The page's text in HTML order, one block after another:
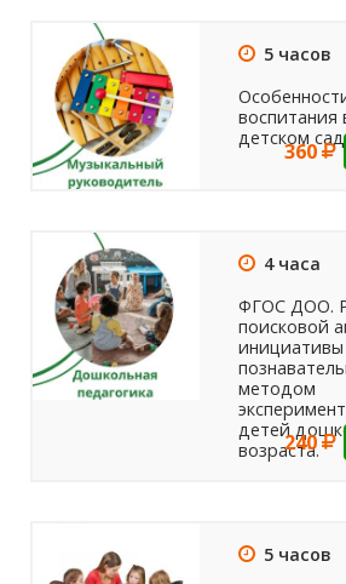
5 часов
воспитания
детском
360
4 часа
ФГОС ДОО.
поисковой
методом
детей
возраста.
240
5 часов